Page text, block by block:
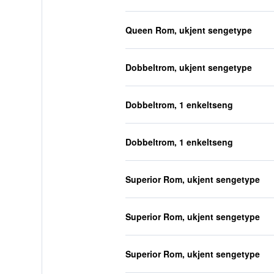
Queen Rom, ukjent sengetype
Dobbeltrom, ukjent sengetype
Dobbeltrom, 1 enkeltseng
Dobbeltrom, 1 enkeltseng
Superior Rom, ukjent sengetype
Superior Rom, ukjent sengetype
Superior Rom, ukjent sengetype